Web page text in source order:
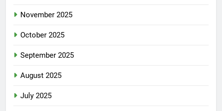
November 2025
October 2025
September 2025
August 2025
July 2025